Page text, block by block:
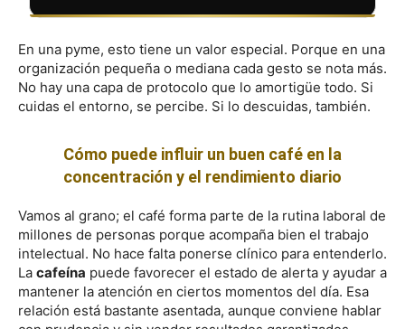
En una pyme, esto tiene un valor especial. Porque en una
organización pequeña o mediana cada gesto se nota más.
No hay una capa de protocolo que lo amortigüe todo. Si
cuidas el entorno, se percibe. Si lo descuidas, también.
Cómo puede influir un buen café en la
concentración y el rendimiento diario
Vamos al grano; el café forma parte de la rutina laboral de
millones de personas porque acompaña bien el trabajo
intelectual. No hace falta ponerse clínico para entenderlo.
La cafeína puede favorecer el estado de alerta y ayudar a
mantener la atención en ciertos momentos del día. Esa
relación está bastante asentada, aunque conviene hablar